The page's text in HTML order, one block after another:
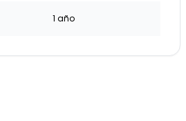
1 año